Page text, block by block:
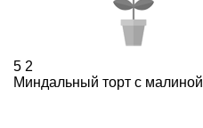
5 2
Миндальный торт с малиной